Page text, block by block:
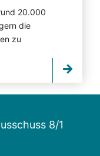
20.000
die
zu
8/1